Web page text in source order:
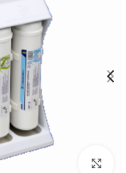
بزرگنمایی تصویر